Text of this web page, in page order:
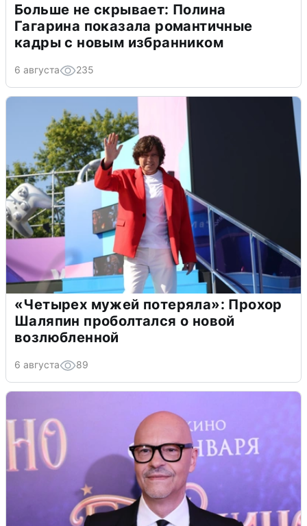
Больше не скрывает: Полина
Гагарина показала романтичные
кадры с новым избранником
6 августа 235
«Четырех мужей потеряла»: Прохор
Шаляпин проболтался о новой
возлюбленной
6 августа 89